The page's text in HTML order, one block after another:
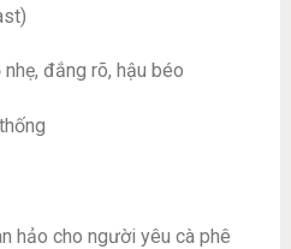
đắng rõ, hậu béo
hảo cho người yêu cà phê